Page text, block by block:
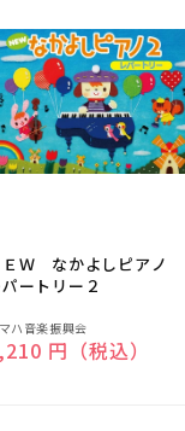
ＥＷ なかよしピアノ
ートリー２
ハ音楽振興会
常価格円（税込）